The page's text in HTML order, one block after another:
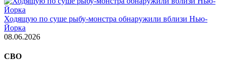
Ходящую по суше рыбу-монстра обнаружили вблизи Нью-
Йорка
08.06.2026
СВО